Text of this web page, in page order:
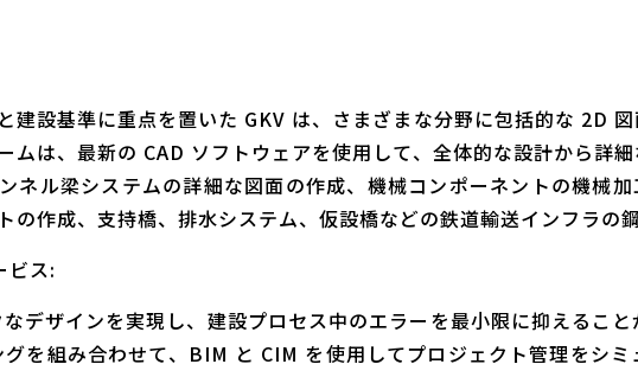
建設基準に重点を置いた GKV は、さまざまな分野に包括的な 2D
ムは、最新の CAD ソフトウェアを使用して、全体的な設計から詳
ネル梁システムの詳細な図面の作成、機械コンポーネントの機械
の作成、支持橋、排水システム、仮設橋などの鉄道輸送インフラの
ビス:
デザインを実現し、建設プロセス中のエラーを最小限に抑えるこ
を組み合わせて、BIM と CIM を使用してプロジェクト管理をシ